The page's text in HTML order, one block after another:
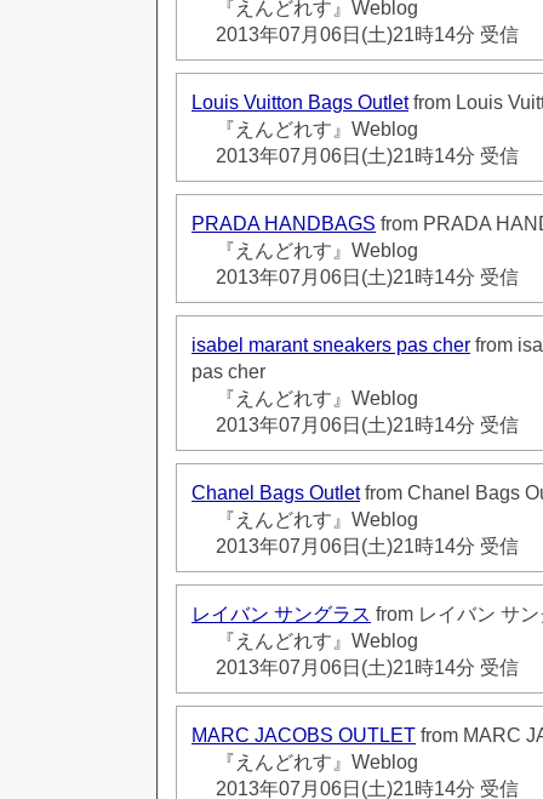
『えんどれす』Weblog
2013年07月06日(土)21時14分 受信
Louis Vuitton Bags Outletfrom Louis
『えんどれす』Weblog
2013年07月06日(土)21時14分 受信
PRADA HANDBAGS from PRADA
『えんどれす』Weblog
2013年07月06日(土)21時14分 受信
isabel marant sneakers pas cher from
pas cher
『えんどれす』Weblog
2013年07月06日(土)21時14分 受信
Chanel Bags Outletfrom Chanel Bags
『えんどれす』Weblog
2013年07月06日(土)21時14分 受信
レイバン サングラス from レイバン サ
『えんどれす』Weblog
2013年07月06日(土)21時14分 受信
MARC JACOBS OUTLET from MARC
『えんどれす』Weblog
2013年07月06日(土)21時14分 受信